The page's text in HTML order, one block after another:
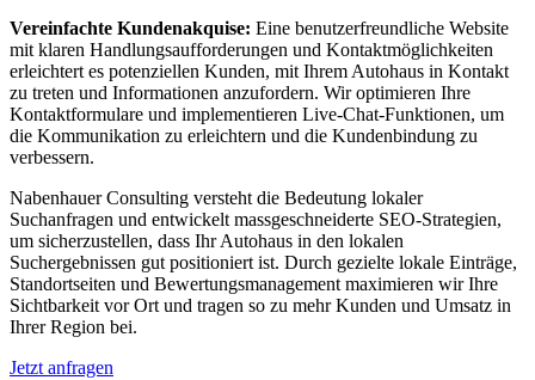
Vereinfachte Kundenakquise: Eine benutzerfreundliche Website
mit klaren Handlungsaufforderungen und Kontaktmöglichkeiten
erleichtert es potenziellen Kunden, mit Ihrem Autohaus in Kontakt
zu treten und Informationen anzufordern. Wir optimieren Ihre
Kontaktformulare und implementieren Live-Chat-Funktionen, um
die Kommunikation zu erleichtern und die Kundenbindung zu
verbessern.
Nabenhauer Consulting versteht die Bedeutung lokaler
Suchanfragen und entwickelt massgeschneiderte SEO-Strategien,
um sicherzustellen, dass Ihr Autohaus in den lokalen
Suchergebnissen gut positioniert ist. Durch gezielte lokale Einträge,
Standortseiten und Bewertungsmanagement maximieren wir Ihre
Sichtbarkeit vor Ort und tragen so zu mehr Kunden und Umsatz in
Ihrer Region bei.
Jetzt anfragen